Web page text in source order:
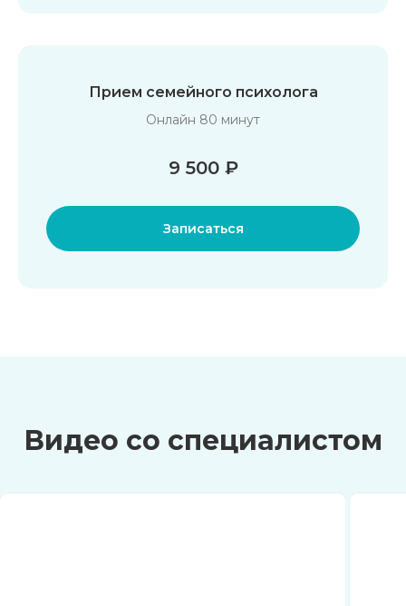
Прием семейного психолога
Онлайн 80 минут
9 500 ₽
Записаться
Видео со специалистом